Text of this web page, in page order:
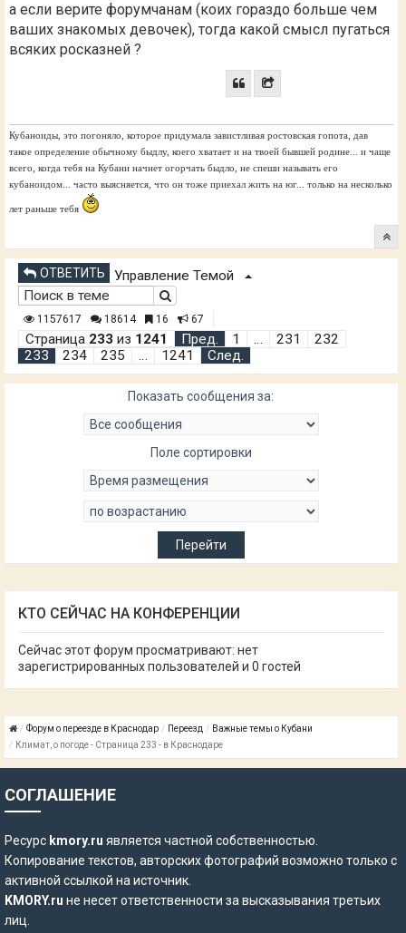
а если верите форумчанам (коих гораздо больше чем
ваших знакомых девочек), тогда какой смысл пугаться
всяких росказней ?
Кубаноиды, это погоняло, которое придумала завистливая ростовская гопота, дав
такое определение обычному быдлу, коего хватает и на твоей бывшей родине... и чаще
всего, когда тебя на Кубани начнет огорчать быдло, не спеши называть его
кубаноидом... часто выясняется, что он тоже приехал жить на юг... только на несколько
лет раньше тебя
ОТВЕТИТЬ Управление Темой
1157617 18614 16 67
Страница 233 из 1241 Пред. 1 … 231
232
233
234 235 … 1241 След.
Показать сообщения за:
Поле сортировки
КТО СЕЙЧАС НА КОНФЕРЕНЦИИ
Сейчас этот форум просматривают: нет
зарегистрированных пользователей и 0 гостей
Форум о переезде в Краснодар Переезд
Важные темы о Кубани
Климат, о погоде - Страница 233 - в Краснодаре
СОГЛАШЕНИЕ
Ресурс kmory.ru является частной собственностью.
Копирование текстов, авторских фотографий возможно только с
активной ссылкой на источник.
KMORY.ru не несет ответственности за высказывания третьих
лиц.